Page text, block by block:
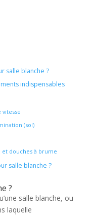
salle blanche ?
indispensables
vitesse
(sol)
douches à brume
salle blanche ?
?
salle blanche, ou
laquelle